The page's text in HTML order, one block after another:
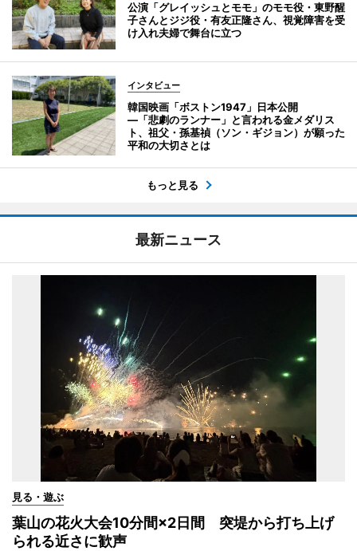
公演「グレイッシュとモモ」のモモ役・東野醒
子さんとジジ役・有友正隆さん、視覚障害を受
け入れ夫婦で舞台に立つ
インタビュー
韓国映画「ボストン1947」日本公開
―「悲劇のランナー」と言われる金メダリス
ト、祖父・孫基禎（ソン・ギジョン）が願った
平和の大切さとは
もっと見る
最新ニュース
見る・遊ぶ
葉山の花火大会10分間×2日間 突堤から打ち上げ
られる近さに歓声